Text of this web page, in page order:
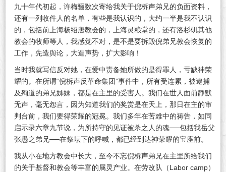
九十年代初起，许梅骊数次寄给我关于倪柝声弟兄的负面资料，
还有一列收件人的名单，有些是我认识的，大约一半是我不认识
的，包括前上海杨绍唐教会的，上海灵粮堂的，还有洛杉矶其他
教会的牧师等人，我感觉不对，是不是要拆毁倪弟兄教会恢复的
工作，先造舆论，大造声势，扩大影响！
当时我就写信反对她，在爱中责备她所做的是得罪人，亏缺神荣
耀的。在所谓“倪柝声反革命集团”事件中，所有受连累，被逮捕
及殉道的弟兄姊妹，都是在主里的受害人。我们在世人面前静默
无声，毫无怨言，因为知道我们的奖赏是在天上，那日在主的审
判台前，我们要得荣耀的冠冕。我们多年在苦难中的祷告，如同
启示录六章九节说，为所持守的见证被杀之人的魂──包括我岳父
张愚之弟兄──在祭坛下的呼喊，都已经到达神荣耀的宝座前。
我从小在地方教会中长大，至今不忘倪柝声弟兄在主里所给我们
的关于基督和教会等丰富的属灵产业。在劳改队（Labor camp）